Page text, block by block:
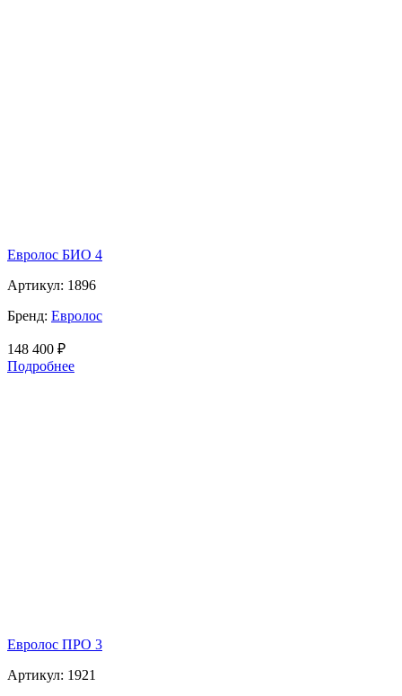
Евролос БИО 4
Артикул: 1896
Бренд: Евролос
148 400 ₽
Подробнее
Евролос ПРО 3
Артикул: 1921